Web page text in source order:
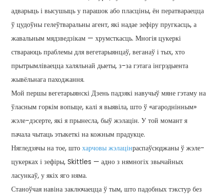
адварыць і высушыць у парашок або пласціны, ён ператвараецца
ў цудоўны гелеўтваральны агент, які надае зефіру пругкасць, а
жавальным мядзведзікам — хрумсткасць. Многія цукеркі
ствараюць праблемы для вегетарыянцаў, веганаў і тых, хто
прытрымліваецца халяльнай дыеты, з-за гэтага інгрэдыента
жывёльнага паходжання.
Мой першы вегетарыянскі Дзень падзякі навучыў мяне гэтаму на
ўласным горкім вопыце, калі я выявіла, што ў «агароднінным»
жэле-дэсерте, які я прынесла, быў жэлацін. У той момант я
пачала чытаць этыкеткі на кожным прадукце.
Нягледзячы на ​​тое, што харчовы жэлацінраспаўсюджаны ў жэле-
цукерках і зефіры, Skittles — адно з нямногіх звычайных
ласункаў, у якіх яго няма.
Станоўчая навіна заключаецца ў тым, што падобных тэкстур без